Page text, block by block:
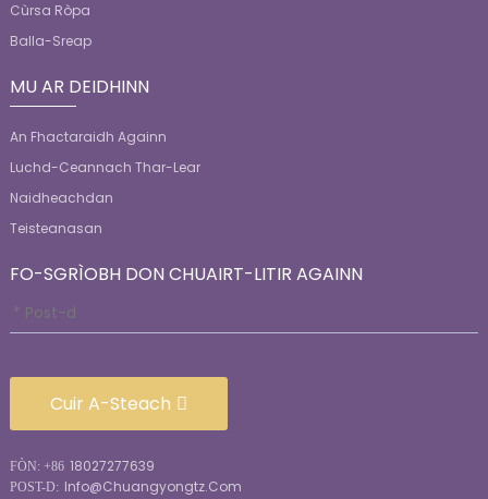
Cùrsa Ròpa
Balla-Sreap
MU AR DEIDHINN
An Fhactaraidh Againn
Luchd-Ceannach Thar-Lear
Naidheachdan
Teisteanasan
FO-SGRÌOBH DON CHUAIRT-LITIR AGAINN
Cuir A-Steach
FÒN: +86 18027277639
POST-D: Info@chuangyongtz.com